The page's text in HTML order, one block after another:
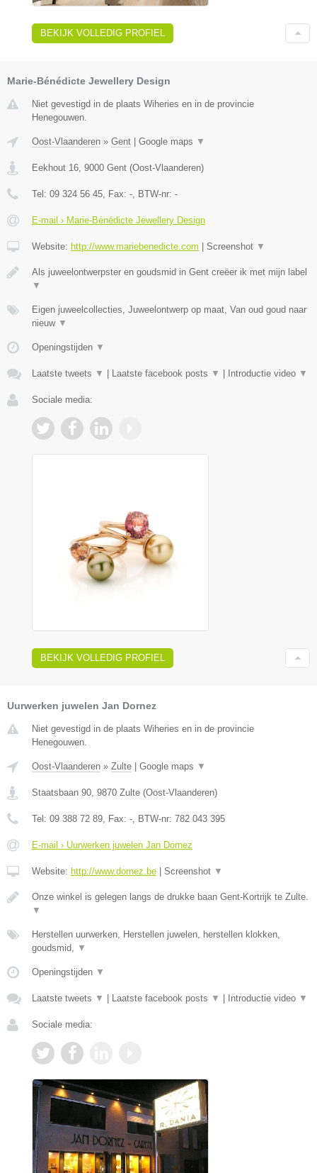
BEKIJK VOLLEDIG PROFIEL
Marie-Bénédicte Jewellery Design
Niet gevestigd in de plaats Wiheries en in de provincie
Henegouwen.
Oost-Vlaanderen » Gent Google maps ▼
Eekhout 16, 9000 Gent (Oost-Vlaanderen)
Tel: 09 324 56 45, Fax: -, BTW-nr: -
E-mail › Marie-Bénédicte Jewellery Design
Website: http://www.mariebenedicte.com Screenshot ▼
Als juweelontwerpster en goudsmid in Gent creëer ik met mijn label
▼
Eigen juweelcollecties, Juweelontwerp op maat, Van oud goud naar
nieuw ▼
Openingstijden ▼
Laatste tweets ▼ Laatste facebook posts ▼ Introductie video ▼
Sociale media:
BEKIJK VOLLEDIG PROFIEL
Uurwerken juwelen Jan Dornez
Niet gevestigd in de plaats Wiheries en in de provincie
Henegouwen.
Oost-Vlaanderen » Zulte Google maps ▼
Staatsbaan 90, 9870 Zulte (Oost-Vlaanderen)
Tel: 09 388 72 89, Fax: -, BTW-nr: 782 043 395
E-mail › Uurwerken juwelen Jan Dornez
Website: http://www.dornez.be Screenshot ▼
Onze winkel is gelegen langs de drukke baan Gent-Kortrijk te Zulte.
▼
Herstellen uurwerken, Herstellen juwelen, herstellen klokken,
goudsmid, ▼
Openingstijden ▼
Laatste tweets ▼ Laatste facebook posts ▼ Introductie video ▼
Sociale media: